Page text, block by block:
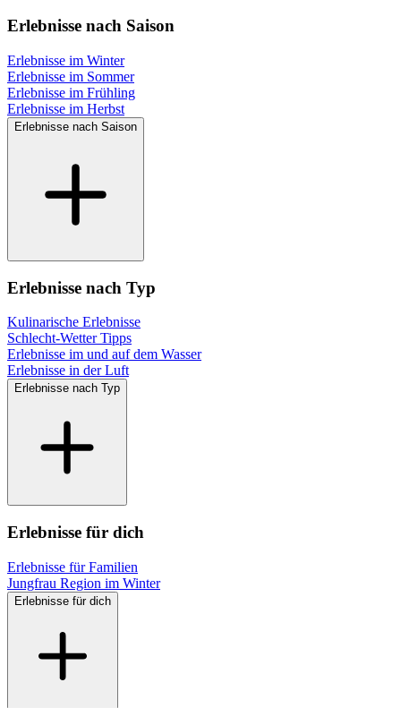
Erlebnisse nach Saison
Erlebnisse im Winter
Erlebnisse im Sommer
Erlebnisse im Frühling
Erlebnisse im Herbst
Erlebnisse nach Saison
Erlebnisse nach Typ
Kulinarische Erlebnisse
Schlecht-Wetter Tipps
Erlebnisse im und auf dem Wasser
Erlebnisse in der Luft
Erlebnisse nach Typ
Erlebnisse für dich
Erlebnisse für Familien
Jungfrau Region im Winter
Erlebnisse für dich